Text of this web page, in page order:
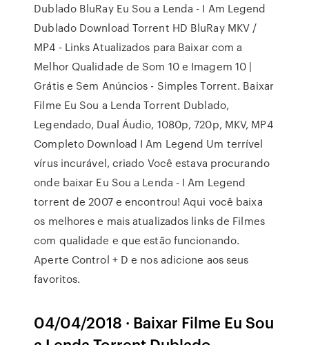
Dublado BluRay Eu Sou a Lenda - I Am Legend
Dublado Download Torrent HD BluRay MKV /
MP4 - Links Atualizados para Baixar com a
Melhor Qualidade de Som 10 e Imagem 10 |
Grátis e Sem Anúncios - Simples Torrent. Baixar
Filme Eu Sou a Lenda Torrent Dublado,
Legendado, Dual Áudio, 1080p, 720p, MKV, MP4
Completo Download I Am Legend Um terrível
vírus incurável, criado Você estava procurando
onde baixar Eu Sou a Lenda - I Am Legend
torrent de 2007 e encontrou! Aqui você baixa
os melhores e mais atualizados links de Filmes
com qualidade e que estão funcionando.
Aperte Control + D e nos adicione aos seus
favoritos.
04/04/2018 · Baixar Filme Eu Sou